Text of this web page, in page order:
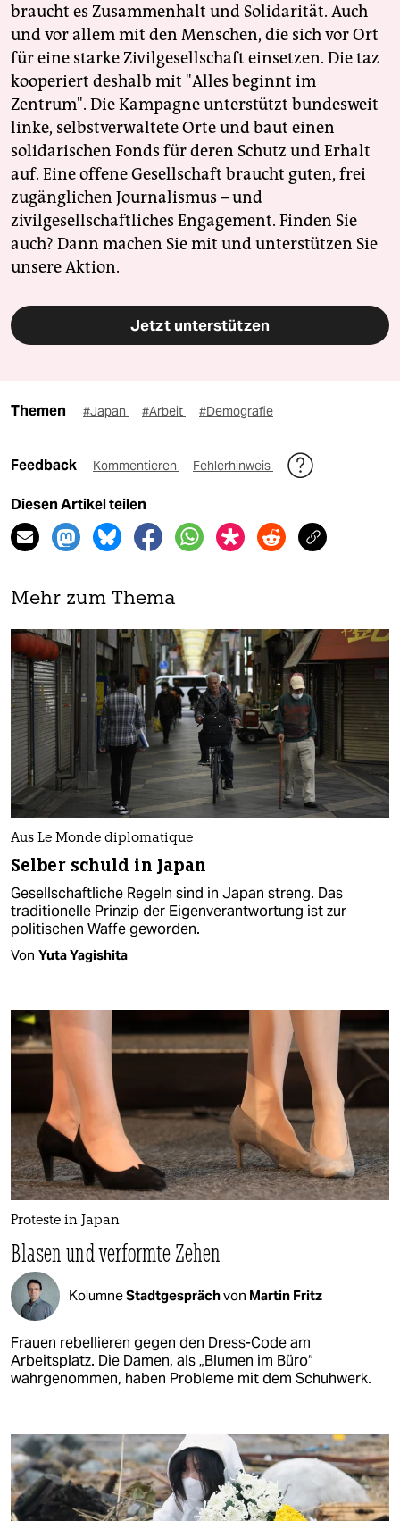
braucht es Zusammenhalt und Solidarität. Auch
und vor allem mit den Menschen, die sich vor Ort
für eine starke Zivilgesellschaft einsetzen. Die taz
kooperiert deshalb mit "Alles beginnt im
Zentrum". Die Kampagne unterstützt bundesweit
linke, selbstverwaltete Orte und baut einen
solidarischen Fonds für deren Schutz und Erhalt
auf. Eine offene Gesellschaft braucht guten, frei
zugänglichen Journalismus – und
zivilgesellschaftliches Engagement. Finden Sie
auch? Dann machen Sie mit und unterstützen Sie
unsere Aktion.
Jetzt unterstützen
Themen #Japan #Arbeit #Demografie
Feedback Kommentieren Fehlerhinweis
Diesen Artikel teilen
Mehr zum Thema
Aus Le Monde diplomatique
Selber schuld in Japan
Gesellschaftliche Regeln sind in Japan streng. Das
traditionelle Prinzip der Eigenverantwortung ist zur
politischen Waffe geworden.
Von Yuta Yagishita
Proteste in Japan
Blasen und verformte Zehen
KolumneStadtgesprächvon Martin Fritz
Frauen rebellieren gegen den Dress-Code am
Arbeitsplatz. Die Damen, als „Blumen im Büro“
wahrgenommen, haben Probleme mit dem Schuhwerk.